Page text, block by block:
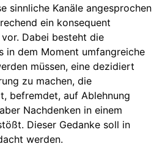
sinnliche Kanäle angesprochen
ein konsequent
Dabei besteht die
in dem Moment umfangreiche
müssen, eine dezidiert
zu machen, die
befremdet, auf Ablehnung
Nachdenken in einem
Dieser Gedanke soll in
werden.